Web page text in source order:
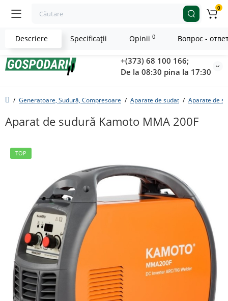
+(373) 68 100 166;
De la 08:30 pina la 17:30
0
Generatoare, Sudură, Compresoare Aparate de sudat Aparate de
Aparat de sudură Kamoto MMA 200F
TOP
Descriere Specificaţii Opinii 0 Вопрос -